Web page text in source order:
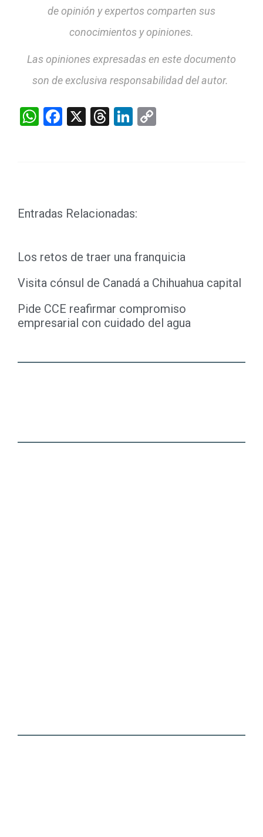
de opinión y expertos comparten sus
conocimientos y opiniones.
Las opiniones expresadas en este documento
son de exclusiva responsabilidad del autor.
WhatsApp
Facebook
X Threads
LinkedIn
Entradas Relacionadas:
Los retos de traer una franquicia
Visita cónsul de Canadá a Chihuahua capital
Pide CCE reafirmar compromiso
empresarial con cuidado del agua